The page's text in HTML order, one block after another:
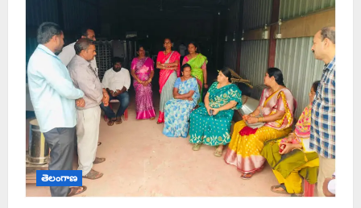
తెలంగాణ